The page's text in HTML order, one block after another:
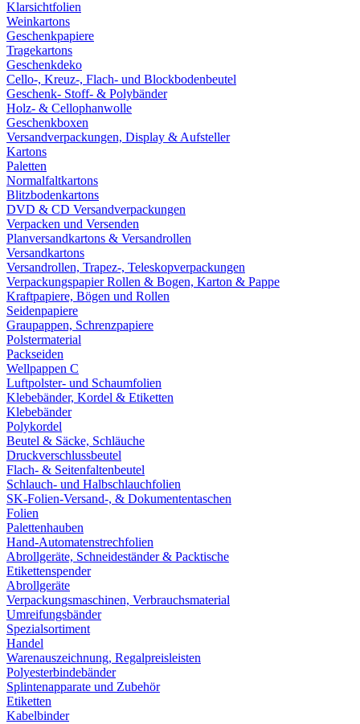
Klarsichtfolien
Weinkartons
Geschenkpapiere
Tragekartons
Geschenkdeko
Cello-, Kreuz-, Flach- und Blockbodenbeutel
Geschenk- Stoff- & Polybänder
Holz- & Cellophanwolle
Geschenkboxen
Versandverpackungen, Display & Aufsteller
Kartons
Paletten
Normalfaltkartons
Blitzbodenkartons
DVD & CD Versandverpackungen
Verpacken und Versenden
Planversandkartons & Versandrollen
Versandkartons
Versandrollen, Trapez-, Teleskopverpackungen
Verpackungspapier Rollen & Bogen, Karton & Pappe
Kraftpapiere, Bögen und Rollen
Seidenpapiere
Graupappen, Schrenzpapiere
Polstermaterial
Packseiden
Wellpappen C
Luftpolster- und Schaumfolien
Klebebänder, Kordel & Etiketten
Klebebänder
Polykordel
Beutel & Säcke, Schläuche
Druckverschlussbeutel
Flach- & Seitenfaltenbeutel
Schlauch- und Halbschlauchfolien
SK-Folien-Versand-, & Dokumententaschen
Folien
Palettenhauben
Hand-Automatenstrechfolien
Abrollgeräte, Schneideständer & Packtische
Etikettenspender
Abrollgeräte
Verpackungsmaschinen, Verbrauchsmaterial
Umreifungsbänder
Spezialsortiment
Handel
Warenauszeichnung, Regalpreisleisten
Polyesterbindebänder
Splintenapparate und Zubehör
Etiketten
Kabelbinder